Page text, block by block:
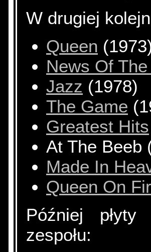
W drugiej
Queen
News Of
Jazz (1978)
The Game
Greatest Hits
At The Beeb
Made In
Queen On
Później
zespołu: